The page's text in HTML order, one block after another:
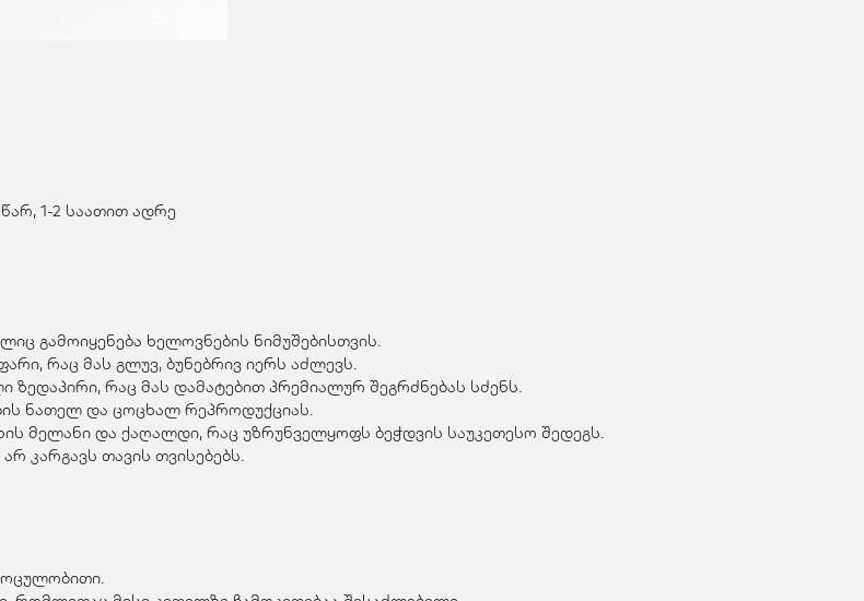
1-2 საათით ადრე
გამოიყენება ხელოვნების ნიმუშებისთვის.
რაც მას გლუვ, ბუნებრივ იერს აძლევს.
რაც მას დამატებით პრემიალურ შეგრძნებას სძენს.
ნათელ და ცოცხალ რეპროდუქციას.
მელანი და ქაღალდი, რაც უზრუნველყოფს ბეჭდვის საუკეთესო შედეგს.
კარგავს თავის თვისებებს.